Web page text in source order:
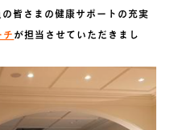
皆さまの健康サポートの充実
チが担当させていただきまし